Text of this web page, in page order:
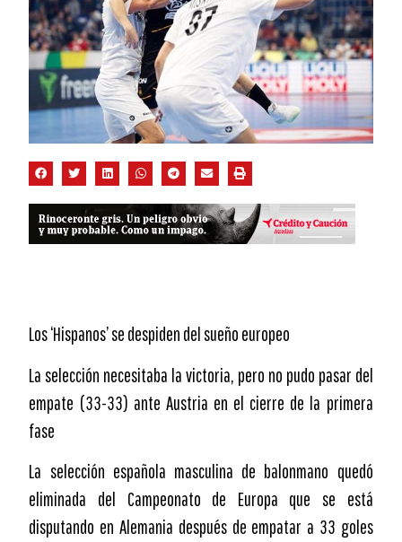
Los ‘Hispanos’ se despiden del sueño europeo
La selección necesitaba la victoria, pero no pudo pasar del
empate (33-33) ante Austria en el cierre de la primera
fase
La selección española masculina de balonmano quedó
eliminada del Campeonato de Europa que se está
disputando en Alemania después de empatar a 33 goles